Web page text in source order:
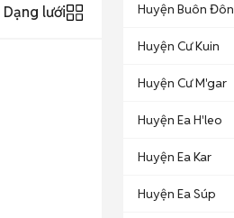
Dạng lưới Huyện Buôn Đôn
Huyện Cư Kuin
Huyện Cư M'gar
Huyện Ea H'leo
Huyện Ea Kar
Huyện Ea Súp